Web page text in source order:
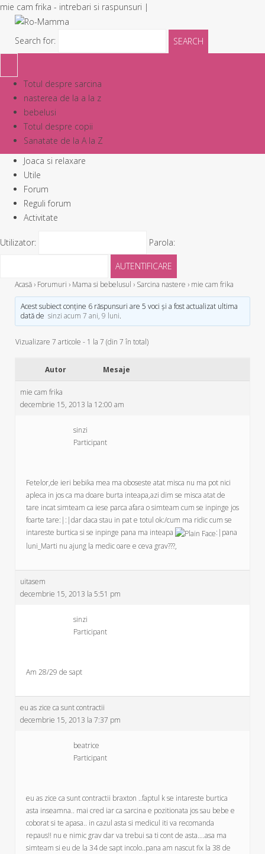
mie cam frika - intrebari si raspunsuri |
Search for:
NAVIGATION
Totul despre sarcina
nasterea de la a la z
bebelusi
Totul despre copii
Sanatate de la A la Z
Joaca si relaxare
Utile
Forum
Reguli forum
Activitate
Utilizator: Parola:
Acasă › Forumuri › Mama si bebelusul › Sarcina nastere › mie cam frika
Acest subiect conține 6 răspunsuri are 5 voci și a fost actualizat ultima
dată de sinzi acum 7 ani, 9 luni.
Vizualizare 7 articole - 1 la 7 (din 7 în total)
Autor Mesaje
mie cam frika
decembrie 15, 2013 la 12:00 am
sinzi
Participant
Fetelor,de ieri bebika mea ma oboseste atat misca nu ma pot nici
apleca in jos ca ma doare burta inteapa,azi dim se misca atat de
tare incat simteam ca iese parca afara o simteam cum se inpinge jos
foarte tare:|:|dar daca stau in pat e totul ok:/cum ma ridic cum se
intareste burtica si se inpinge pana ma inteapa
:|pana
luni_Marti nu ajung la medic oare e ceva grav???,
uitasem
decembrie 15, 2013 la 5:51 pm
sinzi
Participant
Am 28/29 de sapt
eu as zice ca sunt contractii
decembrie 15, 2013 la 7:37 pm
beatrice
Participant
eu as zice ca sunt contractii braxton ..faptul k se intareste burtica
asta inseamna.. mai cred iar ca sarcina e pozitionata jos sau bebe e
coborat si te apasa.. in cazul asta si medicul iti va recomanda
repaus!! nu e nimic grav dar va trebui sa ti cont de asta….asa ma
simteam si eu de la 34 de sapt incolo..pana am nascut fix la 38 de